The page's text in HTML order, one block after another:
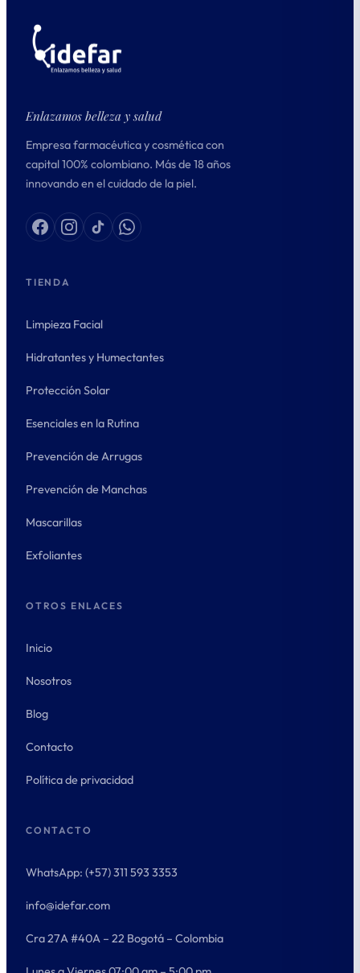
Enlazamos belleza y salud
Empresa farmacéutica y cosmética con
capital 100% colombiano. Más de 18 años
innovando en el cuidado de la piel.
TIENDA
Limpieza Facial
Hidratantes y Humectantes
Protección Solar
Esenciales en la Rutina
Prevención de Arrugas
Prevención de Manchas
Mascarillas
Exfoliantes
OTROS ENLACES
Inicio
Nosotros
Blog
Contacto
Política de privacidad
CONTACTO
WhatsApp: (+57) 311 593 3353
info@idefar.com
Cra 27A #40A – 22 Bogotá – Colombia